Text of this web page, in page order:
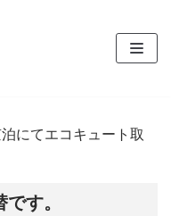
にてエコキュート取
す。